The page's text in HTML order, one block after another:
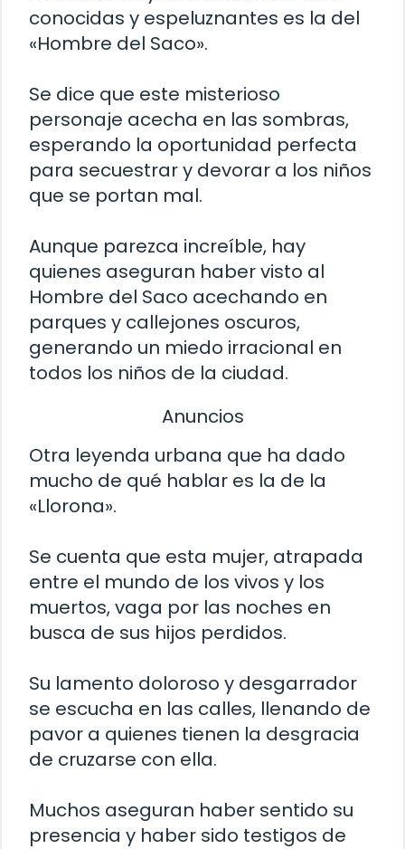
conocidas y espeluznantes es la del
«Hombre del Saco».
Se dice que este misterioso
personaje acecha en las sombras,
esperando la oportunidad perfecta
para secuestrar y devorar a los niños
que se portan mal.
Aunque parezca increíble, hay
quienes aseguran haber visto al
Hombre del Saco acechando en
parques y callejones oscuros,
generando un miedo irracional en
todos los niños de la ciudad.
Anuncios
Otra leyenda urbana que ha dado
mucho de qué hablar es la de la
«Llorona».
Se cuenta que esta mujer, atrapada
entre el mundo de los vivos y los
muertos, vaga por las noches en
busca de sus hijos perdidos.
Su lamento doloroso y desgarrador
se escucha en las calles, llenando de
pavor a quienes tienen la desgracia
de cruzarse con ella.
Muchos aseguran haber sentido su
presencia y haber sido testigos de